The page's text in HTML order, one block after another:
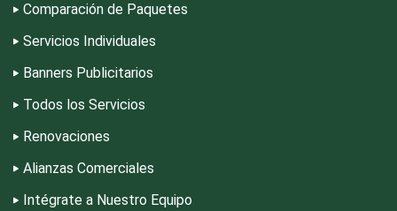
Dulcerías
Edecanes
Editores
Comparación de Paquetes
Servicios Individuales
Banners Publicitarios
Todos los Servicios
Renovaciones
Alianzas Comerciales
Intégrate a Nuestro Equipo